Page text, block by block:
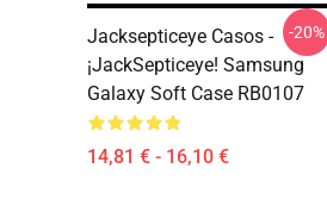
Jacksepticeye Casos -
¡JackSepticeye! Samsung
Galaxy Soft Case RB0107
14,81 € - 16,10 €
-20%